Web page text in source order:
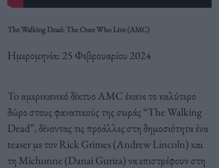
The Walking Dead: The Ones Who Live (AMC)
Ημερομηνία: 25 Φεβρουαρίου 2024
To αμερικανικό δίκτυο AMC έκανε το καλύτερο
δώρο στους φανατικούς της σειράς “The Walking
Dead”, δίνοντας τις προάλλες στη δημοσιότητα ένα
teaser με τον Rick Grimes (Andrew Lincoln) και
τη Michonne (Danai Gurira) να επιστρέφουν στη